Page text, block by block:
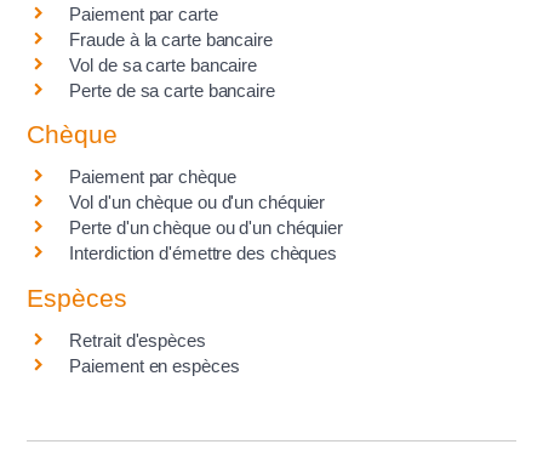
Paiement par carte
Fraude à la carte bancaire
Vol de sa carte bancaire
Perte de sa carte bancaire
Chèque
Paiement par chèque
Vol d'un chèque ou d'un chéquier
Perte d'un chèque ou d'un chéquier
Interdiction d'émettre des chèques
Espèces
Retrait d'espèces
Paiement en espèces